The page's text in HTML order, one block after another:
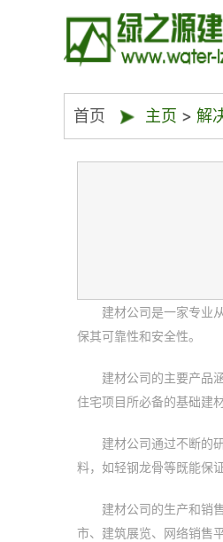
首页 主页 > 解
建材公司是一家专业
保其可靠性和安全性。
建材公司的主要产品
住宅项目所必备的基础建
建材公司通过不断的
料，如轻钢龙骨等既能保
建材公司的生产和销
市、建筑展览、网络销售